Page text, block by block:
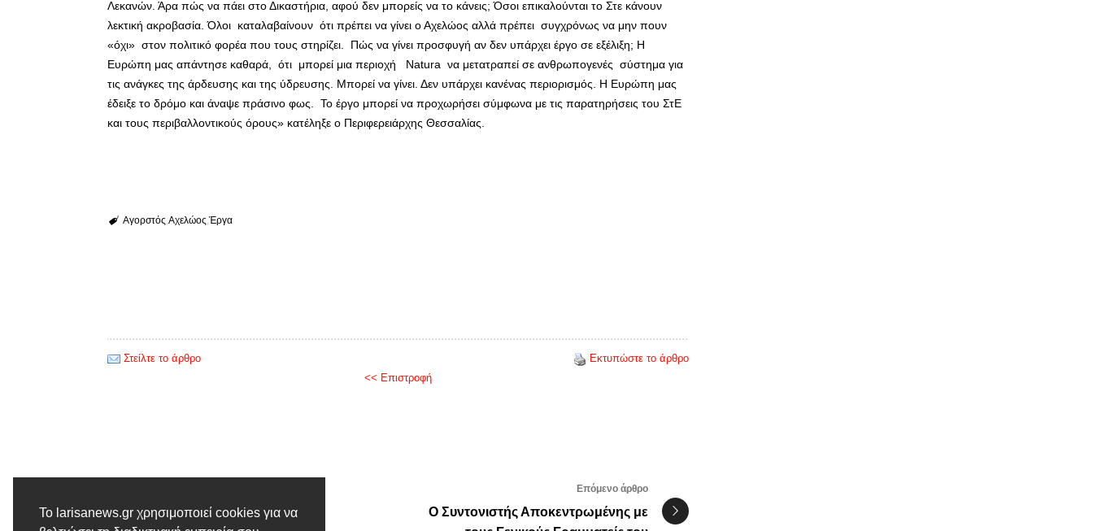
Το larisanews.gr χρησιμοποιεί cookies για να
Λεκανών. Άρα πώς να πάει στο Δικαστήρια, αφού δεν μπορείς να το κάνεις; Όσοι επικαλούνται το Στε κάνουν
λεκτική ακροβασία. Όλοι καταλαβαίνουν ότι πρέπει να γίνει ο Αχελώος αλλά πρέπει συγχρόνως να μην πουν
«όχι» στον πολιτικό φορέα που τους στηρίζει. Πώς να γίνει προσφυγή αν δεν υπάρχει έργο σε εξέλιξη; Η
Ευρώπη μας απάντησε καθαρά, ότι μπορεί μια περιοχή Natura να μετατραπεί σε ανθρωπογενές σύστημα για
τις ανάγκες της άρδευσης και της ύδρευσης. Μπορεί να γίνει. Δεν υπάρχει κανένας περιορισμός. Η Ευρώπη μας
έδειξε το δρόμο και άναψε πράσινο φως. Το έργο μπορεί να προχωρήσει σύμφωνα με τις παρατηρήσεις του ΣτΕ
και τους περιβαλλοντικούς όρους» κατέληξε ο Περιφερειάρχης Θεσσαλίας.
Αγορστός Αχελώος Έργα
Στείλτε το άρθρο
Εκτυπώστε το άρθρο
<< Επιστροφή
Χειμερινές επεμβάσεις σε
Επόμενο άρθρο
O Συντονιστής Αποκεντρωμένης με